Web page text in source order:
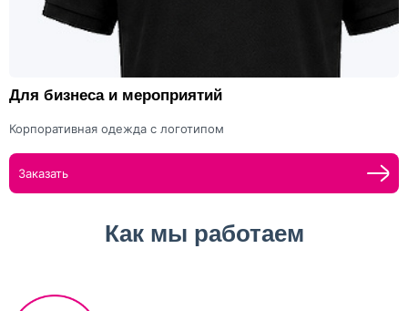
Для бизнеса и мероприятий
Корпоративная одежда с логотипом
Заказать
Как мы работаем